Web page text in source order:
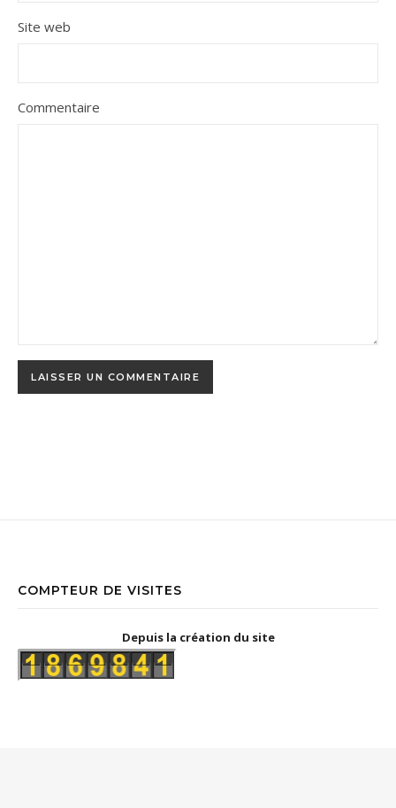
Site web
Commentaire
COMPTEUR DE VISITES
Depuis la création du site